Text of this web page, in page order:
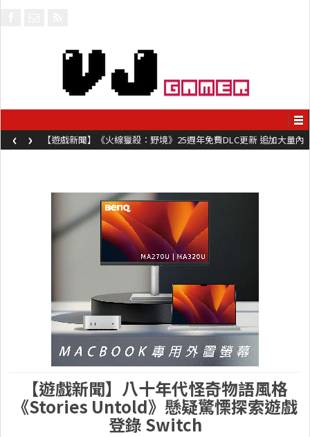
【遊戲新聞】《火線獵殺：野境》25週年免費DLC更新 追加大量內
容同時系舊作限時超平價折扣
‹ ›
【遊戲新聞】八十年代怪奇物語風格
《Stories Untold》懸疑驚慄探索遊戲
登錄 Switch